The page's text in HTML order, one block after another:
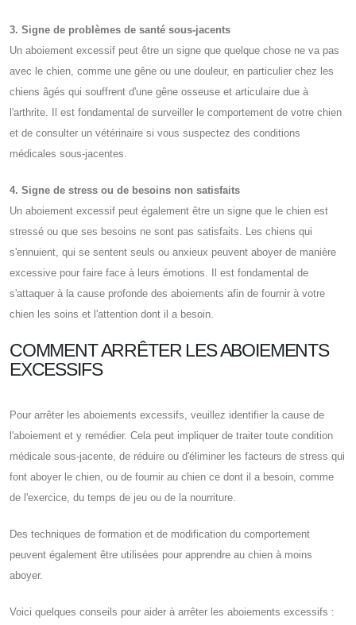
3. Signe de problèmes de santé sous-jacents
Un aboiement excessif peut être un signe que quelque chose ne va pas
avec le chien, comme une gêne ou une douleur, en particulier chez les
chiens âgés qui souffrent d'une gêne osseuse et articulaire due à
l'arthrite. Il est fondamental de surveiller le comportement de votre chien
et de consulter un vétérinaire si vous suspectez des conditions
médicales sous-jacentes.
4. Signe de stress ou de besoins non satisfaits
Un aboiement excessif peut également être un signe que le chien est
stressé ou que ses besoins ne sont pas satisfaits. Les chiens qui
s'ennuient, qui se sentent seuls ou anxieux peuvent aboyer de manière
excessive pour faire face à leurs émotions. Il est fondamental de
s'attaquer à la cause profonde des aboiements afin de fournir à votre
chien les soins et l'attention dont il a besoin.
COMMENT ARRÊTER LES ABOIEMENTS
EXCESSIFS
Pour arrêter les aboiements excessifs, veuillez identifier la cause de
l'aboiement et y remédier. Cela peut impliquer de traiter toute condition
médicale sous-jacente, de réduire ou d'éliminer les facteurs de stress qui
font aboyer le chien, ou de fournir au chien ce dont il a besoin, comme
de l'exercice, du temps de jeu ou de la nourriture.
Des techniques de formation et de modification du comportement
peuvent également être utilisées pour apprendre au chien à moins
aboyer.
Voici quelques conseils pour aider à arrêter les aboiements excessifs :